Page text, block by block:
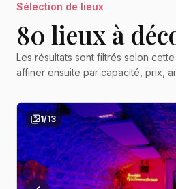
Sélection de lieux
80 lieux à
Les résultats sont filtrés selon
affiner ensuite par capacité, prix,
1/13